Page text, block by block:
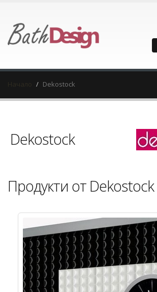
Начало Dekostock
Dekostock
Продукти от Dekostock